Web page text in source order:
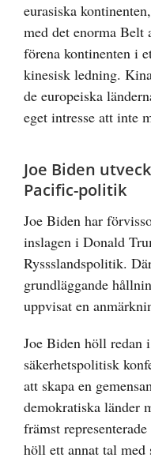
eurasiska
med det enorma
förena kontinenten i
kinesisk ledning.
de europeiska
eget intresse att inte
Joe Biden
Pacific-politik
Joe Biden har
inslagen i Donald
Ryssslandspolitik.
grundläggande
uppvisat en
Joe Biden höll redan
säkerhetspolitisk
att skapa en
demokratiska länder
främst
höll ett annat tal